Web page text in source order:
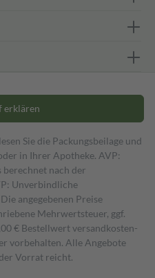
erklären
Sie die Packungsbeilage und
in Ihrer Apotheke. AVP:
nach der
Unverbindliche
angegebenen Preise
Mehrwertsteuer, ggf.
€ Bestell­wert versand­kosten­
vorbehalten. Alle Angebote
Vorrat reicht.